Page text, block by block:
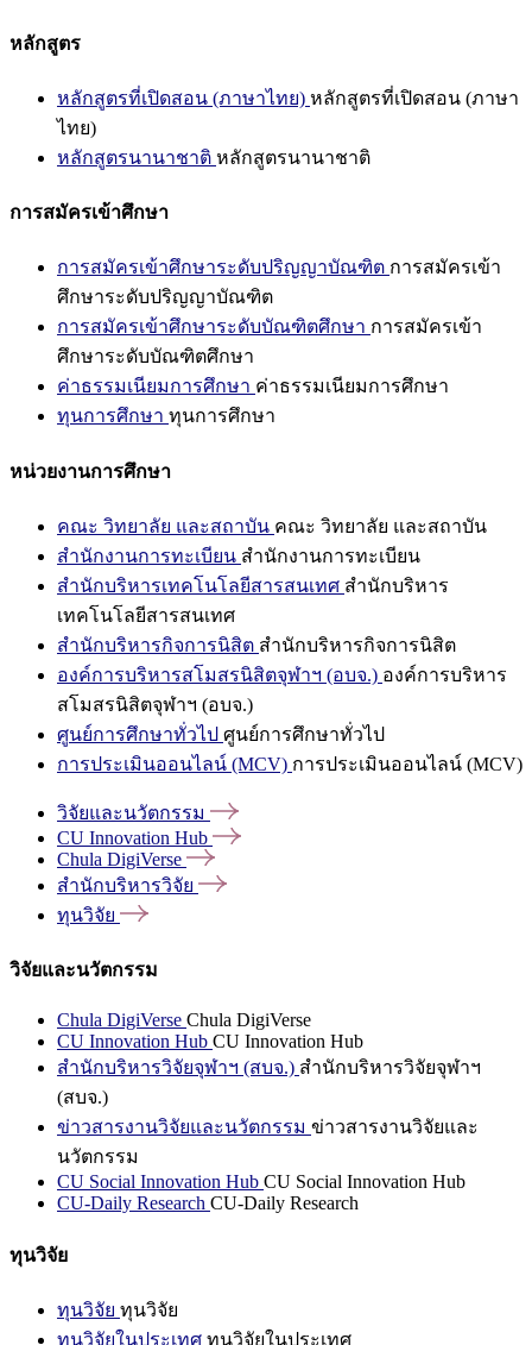
หลักสูตร
หลักสูตรที่เปิดสอน (ภาษาไทย) หลักสูตรที่เปิดสอน (ภาษา
ไทย)
หลักสูตรนานาชาติ หลักสูตรนานาชาติ
การสมัครเข้าศึกษา
การสมัครเข้าศึกษาระดับปริญญาบัณฑิต การสมัครเข้า
ศึกษาระดับปริญญาบัณฑิต
การสมัครเข้าศึกษาระดับบัณฑิตศึกษา การสมัครเข้า
ศึกษาระดับบัณฑิตศึกษา
ค่าธรรมเนียมการศึกษา ค่าธรรมเนียมการศึกษา
ทุนการศึกษา ทุนการศึกษา
หน่วยงานการศึกษา
คณะ วิทยาลัย และสถาบัน คณะ วิทยาลัย และสถาบัน
สำนักงานการทะเบียน สำนักงานการทะเบียน
สำนักบริหารเทคโนโลยีสารสนเทศ สำนักบริหาร
เทคโนโลยีสารสนเทศ
สำนักบริหารกิจการนิสิต สำนักบริหารกิจการนิสิต
องค์การบริหารสโมสรนิสิตจุฬาฯ (อบจ.) องค์การบริหาร
สโมสรนิสิตจุฬาฯ (อบจ.)
ศูนย์การศึกษาทั่วไป ศูนย์การศึกษาทั่วไป
การประเมินออนไลน์ (MCV) การประเมินออนไลน์ (MCV)
วิจัยและนวัตกรรม
CU Innovation Hub
Chula DigiVerse
สำนักบริหารวิจัย
ทุนวิจัย
วิจัยและนวัตกรรม
Chula DigiVerse Chula DigiVerse
CU Innovation Hub CU Innovation Hub
สำนักบริหารวิจัยจุฬาฯ (สบจ.) สำนักบริหารวิจัยจุฬาฯ
(สบจ.)
ข่าวสารงานวิจัยและนวัตกรรม ข่าวสารงานวิจัยและ
นวัตกรรม
CU Social Innovation Hub CU Social Innovation Hub
CU-Daily Research CU-Daily Research
ทุนวิจัย
ทุนวิจัย ทุนวิจัย
ทุนวิจัยในประเทศ ทุนวิจัยในประเทศ